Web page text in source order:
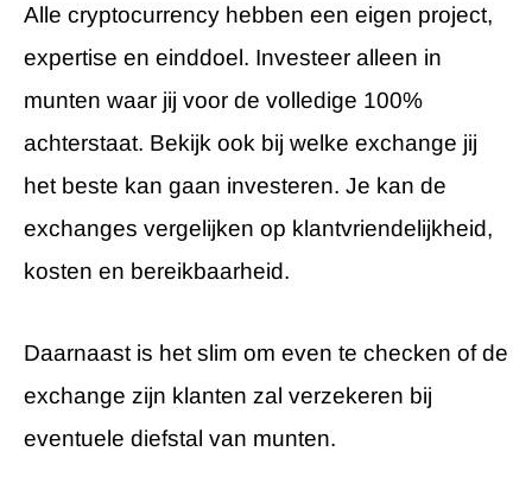
Alle cryptocurrency hebben een eigen project,
expertise en einddoel. Investeer alleen in
munten waar jij voor de volledige 100%
achterstaat. Bekijk ook bij welke exchange jij
het beste kan gaan investeren. Je kan de
exchanges vergelijken op klantvriendelijkheid,
kosten en bereikbaarheid.
Daarnaast is het slim om even te checken of de
exchange zijn klanten zal verzekeren bij
eventuele diefstal van munten.